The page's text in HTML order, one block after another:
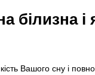
білизна і
Вашого сну і